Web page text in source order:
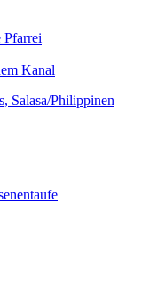
Pfarrei
Kanal
Salasa/Philippinen